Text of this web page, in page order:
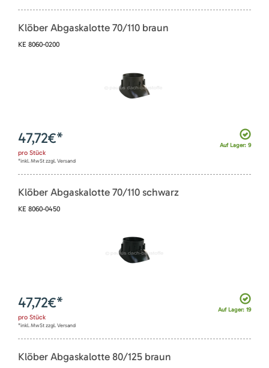
Klöber Abgaskalotte 70/110 braun
KE 8060-0200
Auf Lager: 9
47,72€*
pro Stück
*inkl. MwSt zzgl. Versand
Klöber Abgaskalotte 70/110 schwarz
KE 8060-0450
Auf Lager: 19
47,72€*
pro Stück
*inkl. MwSt zzgl. Versand
Klöber Abgaskalotte 80/125 braun